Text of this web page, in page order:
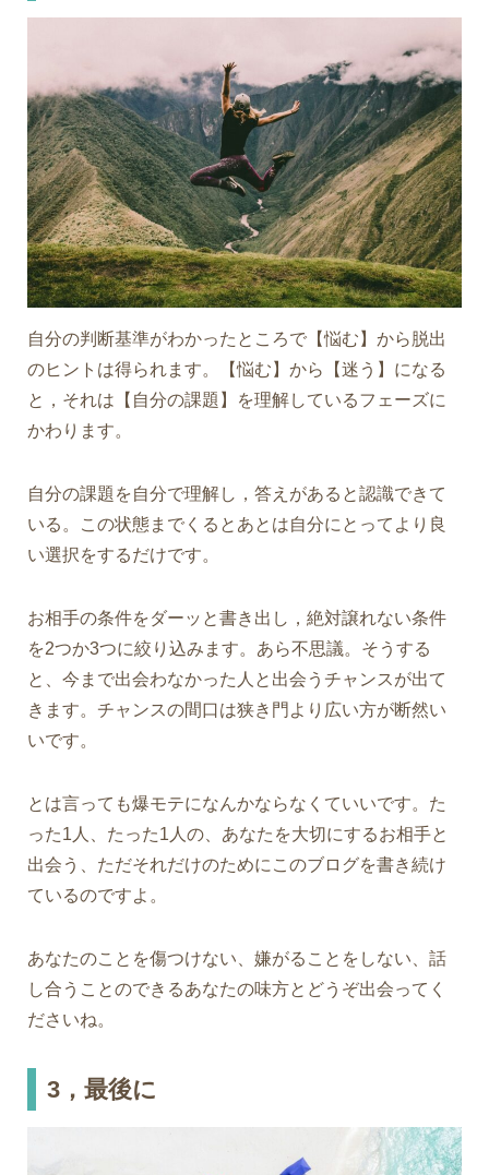
自分の判断基準がわかったところで【悩む】から脱出
のヒントは得られます。【悩む】から【迷う】になる
と，それは【自分の課題】を理解しているフェーズに
かわります。
自分の課題を自分で理解し，答えがあると認識できて
いる。この状態までくるとあとは自分にとってより良
い選択をするだけです。
お相手の条件をダーッと書き出し，絶対譲れない条件
を2つか3つに絞り込みます。あら不思議。そうする
と、今まで出会わなかった人と出会うチャンスが出て
きます。チャンスの間口は狭き門より広い方が断然い
いです。
とは言っても爆モテになんかならなくていいです。た
った1人、たった1人の、あなたを大切にするお相手と
出会う、ただそれだけのためにこのブログを書き続け
ているのですよ。
あなたのことを傷つけない、嫌がることをしない、話
し合うことのできるあなたの味方とどうぞ出会ってく
ださいね。
3，最後に